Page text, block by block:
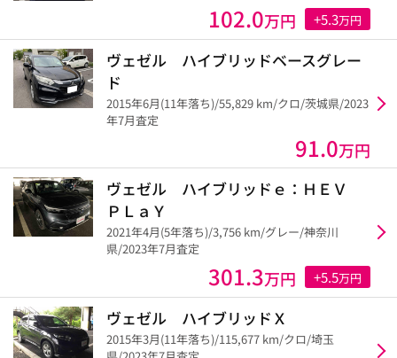
102.0万円 +5.3万円
ヴェゼル ハイブリッドベースグレー
ド
2015年6月(11年落ち)/55,829 km/クロ/茨城県/2023
年7月査定
91.0万円
ヴェゼル ハイブリッドｅ：ＨＥＶ
ＰＬａＹ
2021年4月(5年落ち)/3,756 km/グレー/神奈川
県/2023年7月査定
301.3万円 +5.5万円
ヴェゼル ハイブリッドＸ
2015年3月(11年落ち)/115,677 km/クロ/埼玉